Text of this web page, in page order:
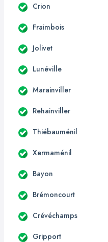
Crion
Fraimbois
Jolivet
Lunéville
Marainviller
Rehainviller
Thiébauménil
Xermaménil
Bayon
Brémoncourt
Crévéchamps
Gripport